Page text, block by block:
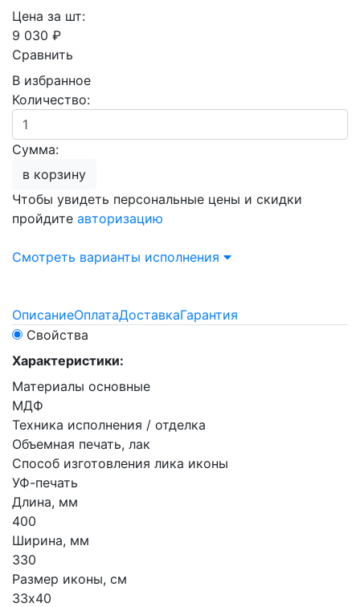
Цена за шт:
9 030 ₽
Сравнить
В избранное
Количество:
Сумма:
в корзину
Чтобы увидеть персональные цены и скидки
пройдите авторизацию
Смотреть варианты исполнения
ОписаниеОплатаДоставкаГарантия
Свойства
Характеристики:
Материалы основные
МДФ
Техника исполнения / отделка
Объемная печать, лак
Способ изготовления лика иконы
УФ-печать
Длина, мм
400
Ширина, мм
330
Размер иконы, см
33х40